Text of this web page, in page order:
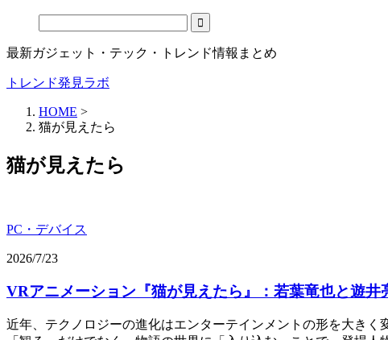
最新ガジェット・テック・トレンド情報まとめ
トレンド発見ラボ
HOME >
猫が見えたら
猫が見えたら
PC・デバイス
2026/7/23
VRアニメーション『猫が見えたら』：若葉竜也と遊井
近年、テクノロジーの進化はエンターテインメントの形を大き